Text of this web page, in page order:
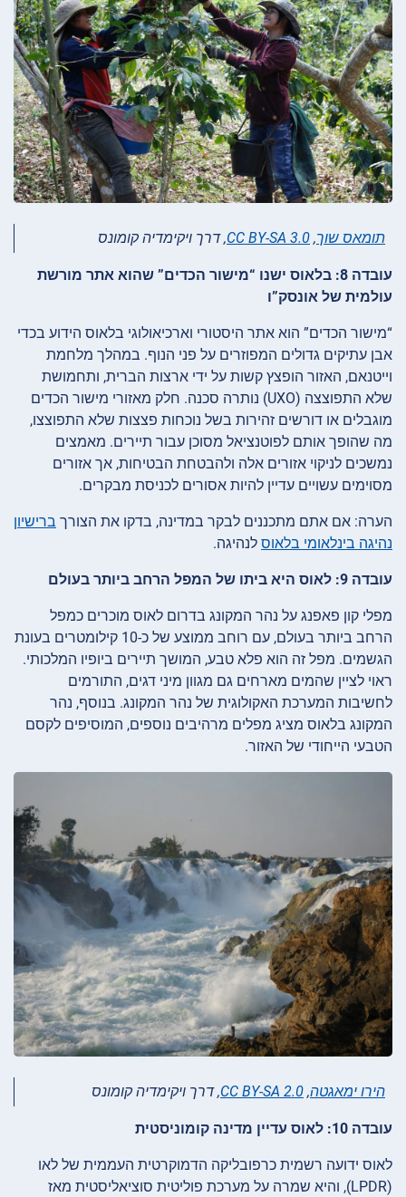
תומאס שוך,
CC BY-SA 3.0, דרך ויקימדיה קומונס
עובדה 8: בלאוס ישנו “מישור הכדים” שהוא אתר מורשת
עולמית של אונסק”ו
“מישור הכדים” הוא אתר היסטורי וארכיאולוגי בלאוס הידוע בכדי
אבן עתיקים גדולים המפוזרים על פני הנוף. במהלך מלחמת
וייטנאם, האזור הופצץ קשות על ידי ארצות הברית, ותחמושת
שלא התפוצצה (UXO) נותרה סכנה. חלק מאזורי מישור הכדים
מוגבלים או דורשים זהירות בשל נוכחות פצצות שלא התפוצצו,
מה שהופך אותם לפוטנציאל מסוכן עבור תיירים. מאמצים
נמשכים לניקוי אזורים אלה ולהבטחת הבטיחות, אך אזורים
מסוימים עשויים עדיין להיות אסורים לכניסת מבקרים.
הערה: אם אתם מתכננים לבקר במדינה, בדקו את הצורך ברישיון
נהיגה בינלאומי בלאוס לנהיגה.
עובדה 9: לאוס היא ביתו של המפל הרחב ביותר בעולם
מפלי קון פאפנג על נהר המקונג בדרום לאוס מוכרים כמפל
הרחב ביותר בעולם, עם רוחב ממוצע של כ-10 קילומטרים בעונת
הגשמים. מפל זה הוא פלא טבע, המושך תיירים ביופיו המלכותי.
ראוי לציין שהמים מארחים גם מגוון מיני דגים, התורמים
לחשיבות המערכת האקולוגית של נהר המקונג. בנוסף, נהר
המקונג בלאוס מציג מפלים מרהיבים נוספים, המוסיפים לקסם
הטבעי הייחודי של האזור.
הירו ימאגטה,
CC BY-SA 2.0, דרך ויקימדיה קומונס
עובדה 10: לאוס עדיין מדינה קומוניסטית
לאוס ידועה רשמית כרפובליקה הדמוקרטית העממית של לאו
(LPDR), והיא שמרה על מערכת פוליטית סוציאליסטית מאז